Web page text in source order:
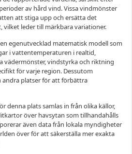
av hård vind. Vissa vindmönster
att stiga upp och ersätta det
leder till märkbara variationer.
egenutvecklad matematisk modell som
i vattentemperaturen i realtid,
vädermönster, vindstyrka och riktning
för varje region. Dessutom
andra platser för att förbättra
denna plats samlas in från olika källor,
över havsytan som tillhandahålls
även data från lokala myndigheter
över för att säkerställa mer exakta